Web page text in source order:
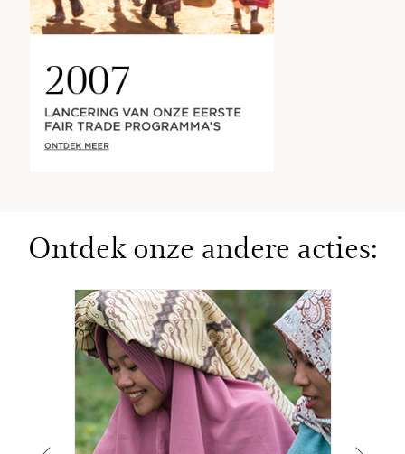
2007
LANCERING VAN ONZE EERSTE
FAIR TRADE PROGRAMMA’S
ONTDEK MEER
Ontdek onze andere acties: